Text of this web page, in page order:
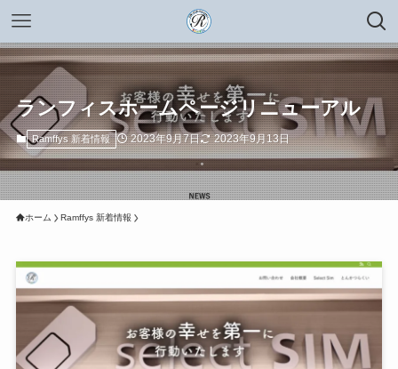
ランフィスホームページリニューアル
Ramffys 新着情報 2023年9月7日 2023年9月13日
ホーム Ramffys 新着情報